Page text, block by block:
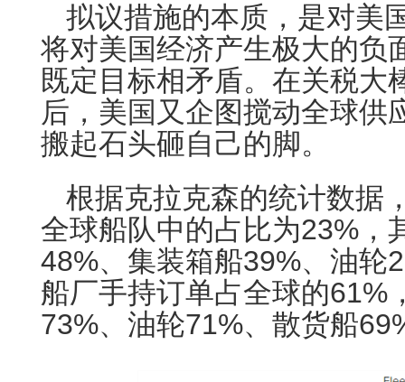
拟议措施的本质，是对美
将对美国经济产生极大的负
既定目标相矛盾。在关税大
后，美国又企图搅动全球供
搬起石头砸自己的脚。
根据克拉克森的统计数据
全球船队中的占比为23%，
48%、集装箱船39%、油轮
船厂手持订单占全球的61%
73%、油轮71%、散货船